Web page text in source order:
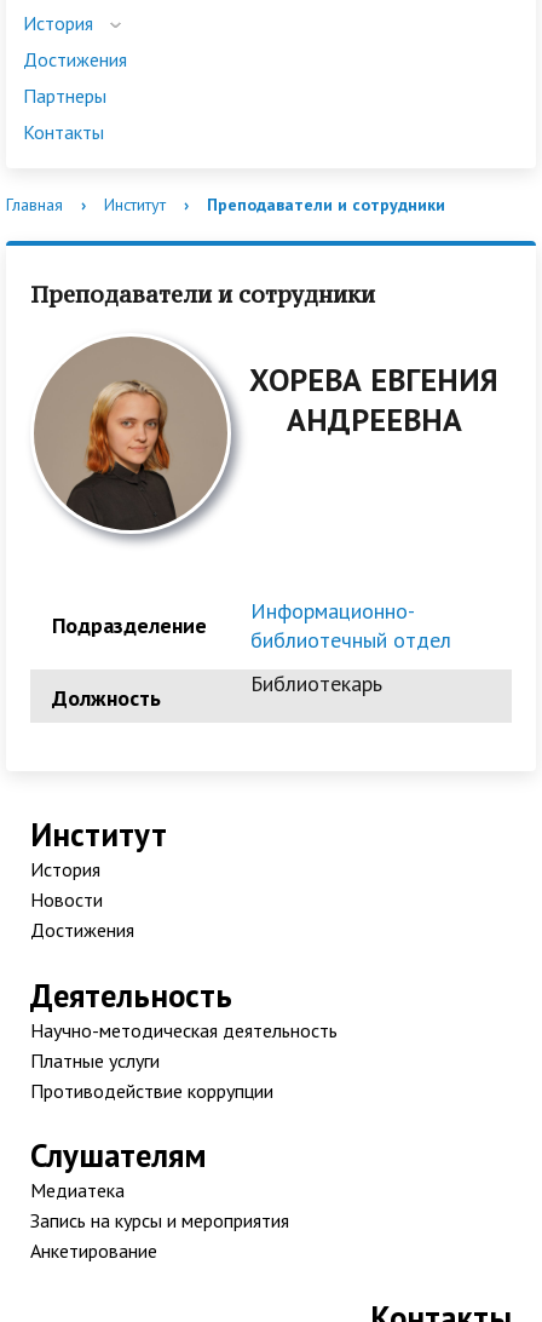
История
Достижения
Партнеры
Контакты
Главная › Институт › Преподаватели и сотрудники
Преподаватели и сотрудники
ХОРЕВА ЕВГЕНИЯ
АНДРЕЕВНА
Подразделение
Информационно-
библиотечный отдел
Должность
Библиотекарь
Институт
История
Новости
Достижения
Деятельность
Научно-методическая деятельность
Платные услуги
Противодействие коррупции
Слушателям
Медиатека
Запись на курсы и мероприятия
Анкетирование